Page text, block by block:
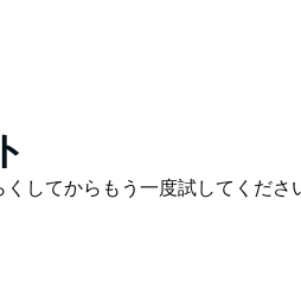
ューサウスウェールズ州ベリー
カントリーリゾートをお楽しみ
ような美しい景色をご堪能くださ
たりとした庭園、ヨガスタジオ
してからもう一度試してくださ